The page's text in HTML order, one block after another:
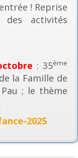
! Reprise
activités
: 35ème
la Famille de
; le thème
2025